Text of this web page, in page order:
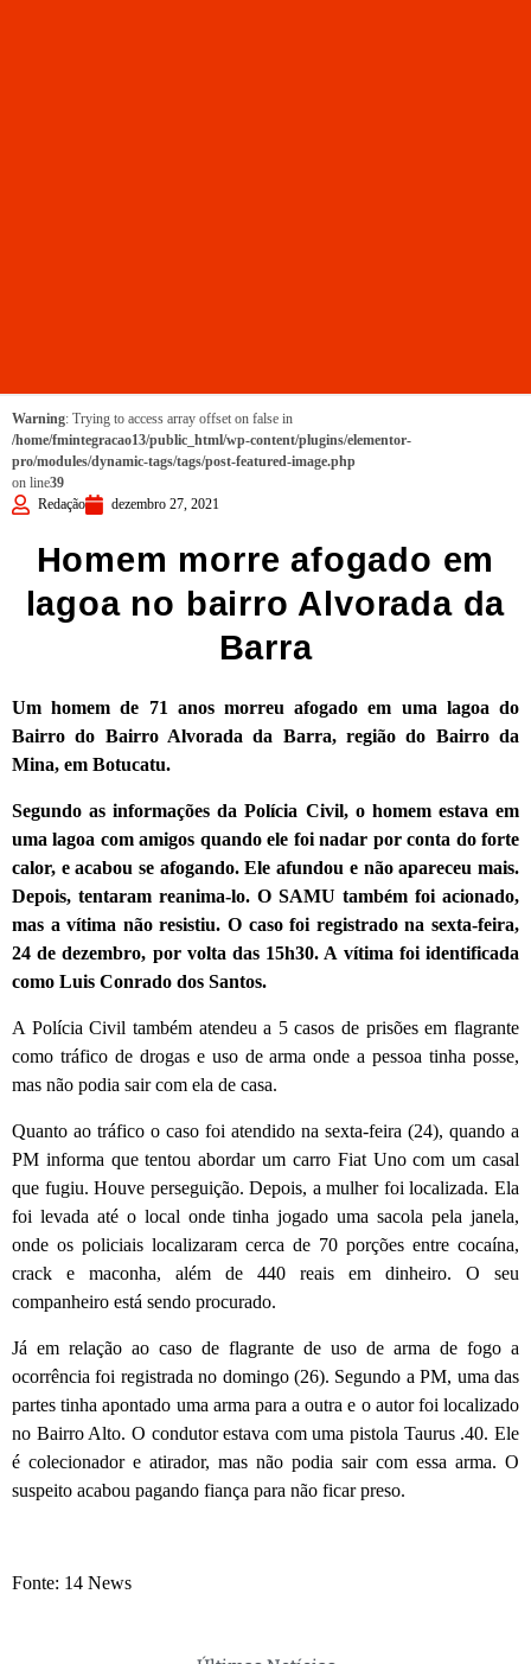
Warning: Trying to access array offset on false in
/home/fmintegracao13/public_html/wp-content/plugins/elementor-
pro/modules/dynamic-tags/tags/post-featured-image.php
on line39
Redação
dezembro 27, 2021
Homem morre afogado em
lagoa no bairro Alvorada da
Barra
Um homem de 71 anos morreu afogado em uma lagoa do
Bairro do Bairro Alvorada da Barra, região do Bairro da
Mina, em Botucatu.
Segundo as informações da Polícia Civil, o homem estava em
uma lagoa com amigos quando ele foi nadar por conta do forte
calor, e acabou se afogando. Ele afundou e não apareceu mais.
Depois, tentaram reanima-lo. O SAMU também foi acionado,
mas a vítima não resistiu. O caso foi registrado na sexta-feira,
24 de dezembro, por volta das 15h30. A vítima foi identificada
como Luis Conrado dos Santos.
A Polícia Civil também atendeu a 5 casos de prisões em flagrante
como tráfico de drogas e uso de arma onde a pessoa tinha posse,
mas não podia sair com ela de casa.
Quanto ao tráfico o caso foi atendido na sexta-feira (24), quando a
PM informa que tentou abordar um carro Fiat Uno com um casal
que fugiu. Houve perseguição. Depois, a mulher foi localizada. Ela
foi levada até o local onde tinha jogado uma sacola pela janela,
onde os policiais localizaram cerca de 70 porções entre cocaína,
crack e maconha, além de 440 reais em dinheiro. O seu
companheiro está sendo procurado.
Já em relação ao caso de flagrante de uso de arma de fogo a
ocorrência foi registrada no domingo (26). Segundo a PM, uma das
partes tinha apontado uma arma para a outra e o autor foi localizado
no Bairro Alto. O condutor estava com uma pistola Taurus .40. Ele
é colecionador e atirador, mas não podia sair com essa arma. O
suspeito acabou pagando fiança para não ficar preso.
Fonte: 14 News